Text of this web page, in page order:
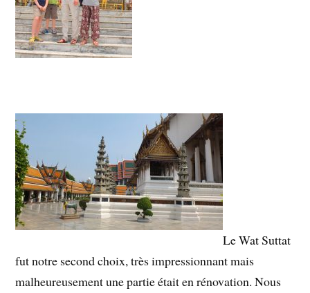
Le Wat Suttat
fut notre second choix, très impressionnant mais
malheureusement une partie était en rénovation. Nous